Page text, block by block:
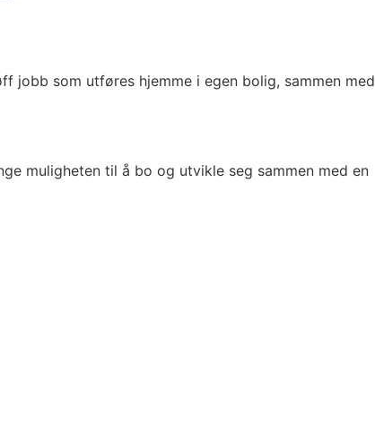
jobb som utføres hjemme i egen bolig, sammen med
muligheten til å bo og utvikle seg sammen med en